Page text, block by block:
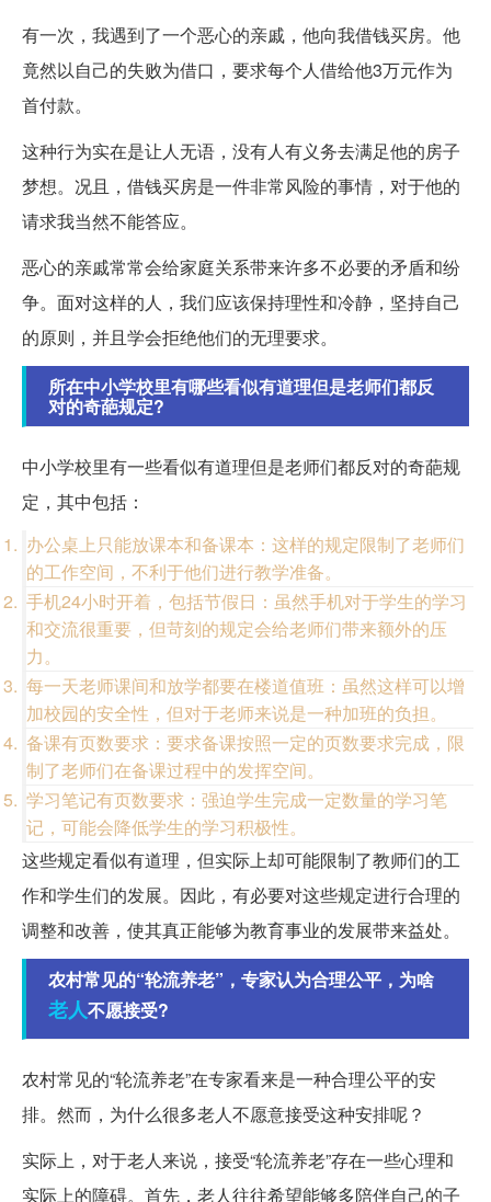
有一次，我遇到了一个恶心的亲戚，他向我借钱买房。他
竟然以自己的失败为借口，要求每个人借给他3万元作为
首付款。
这种行为实在是让人无语，没有人有义务去满足他的房子
梦想。况且，借钱买房是一件非常风险的事情，对于他的
请求我当然不能答应。
恶心的亲戚常常会给家庭关系带来许多不必要的矛盾和纷
争。面对这样的人，我们应该保持理性和冷静，坚持自己
的原则，并且学会拒绝他们的无理要求。
所在中小学校里有哪些看似有道理但是老师们都反
对的奇葩规定?
中小学校里有一些看似有道理但是老师们都反对的奇葩规
定，其中包括：
办公桌上只能放课本和备课本：这样的规定限制了老师们
的工作空间，不利于他们进行教学准备。
手机24小时开着，包括节假日：虽然手机对于学生的学习
和交流很重要，但苛刻的规定会给老师们带来额外的压
力。
每一天老师课间和放学都要在楼道值班：虽然这样可以增
加校园的安全性，但对于老师来说是一种加班的负担。
备课有页数要求：要求备课按照一定的页数要求完成，限
制了老师们在备课过程中的发挥空间。
学习笔记有页数要求：强迫学生完成一定数量的学习笔
记，可能会降低学生的学习积极性。
这些规定看似有道理，但实际上却可能限制了教师们的工
作和学生们的发展。因此，有必要对这些规定进行合理的
调整和改善，使其真正能够为教育事业的发展带来益处。
农村常见的“轮流养老”，专家认为合理公平，为啥
老人不愿接受?
农村常见的“轮流养老”在专家看来是一种合理公平的安
排。然而，为什么很多老人不愿意接受这种安排呢？
实际上，对于老人来说，接受“轮流养老”存在一些心理和
实际上的障碍。首先，老人往往希望能够多陪伴自己的子